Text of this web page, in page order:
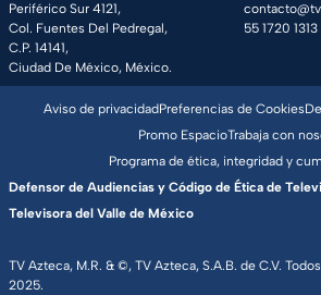
Periférico Sur 4121,
Col. Fuentes Del Pedregal,
C.P. 14141,
Ciudad De México, México.
55 1720 1313
TV Azteca, M.R. & ©, TV Azteca, S.A.B. de C.V.
2025.
Aviso de privacidadPreferencias de Cookies
Promo EspacioTrabaja con
Programa de ética, integridad y
Defensor de Audiencias y Código de Ética de
Televisora del Valle de México